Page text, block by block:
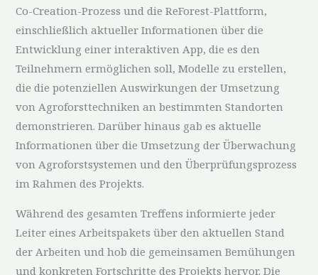
Co-Creation-Prozess und die ReForest-Plattform,
einschließlich aktueller Informationen über die
Entwicklung einer interaktiven App, die es den
Teilnehmern ermöglichen soll, Modelle zu erstellen,
die die potenziellen Auswirkungen der Umsetzung
von Agroforsttechniken an bestimmten Standorten
demonstrieren. Darüber hinaus gab es aktuelle
Informationen über die Umsetzung der Überwachung
von Agroforstsystemen und den Überprüfungsprozess
im Rahmen des Projekts.
Während des gesamten Treffens informierte jeder
Leiter eines Arbeitspakets über den aktuellen Stand
der Arbeiten und hob die gemeinsamen Bemühungen
und konkreten Fortschritte des Projekts hervor. Die